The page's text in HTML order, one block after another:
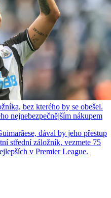
bez kterého by se obešel.
nejnebezpečnějším nákupem
dával by jeho přestup
střední záložník, vezmete 75
v Premier League.